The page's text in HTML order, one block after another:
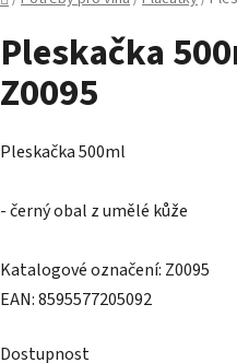
Pleskačka
Z0095
Pleskačka 500ml
- černý obal z umělé kůže
Katalogové označení: Z0095
EAN: 8595577205092
Dostupnost